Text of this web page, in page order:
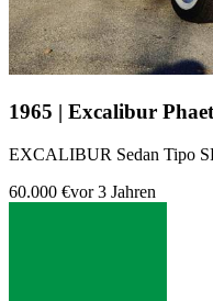
1965 | Excalibur
EXCALIBUR Sedan Tipo
60.000 €vor 3 Jahren